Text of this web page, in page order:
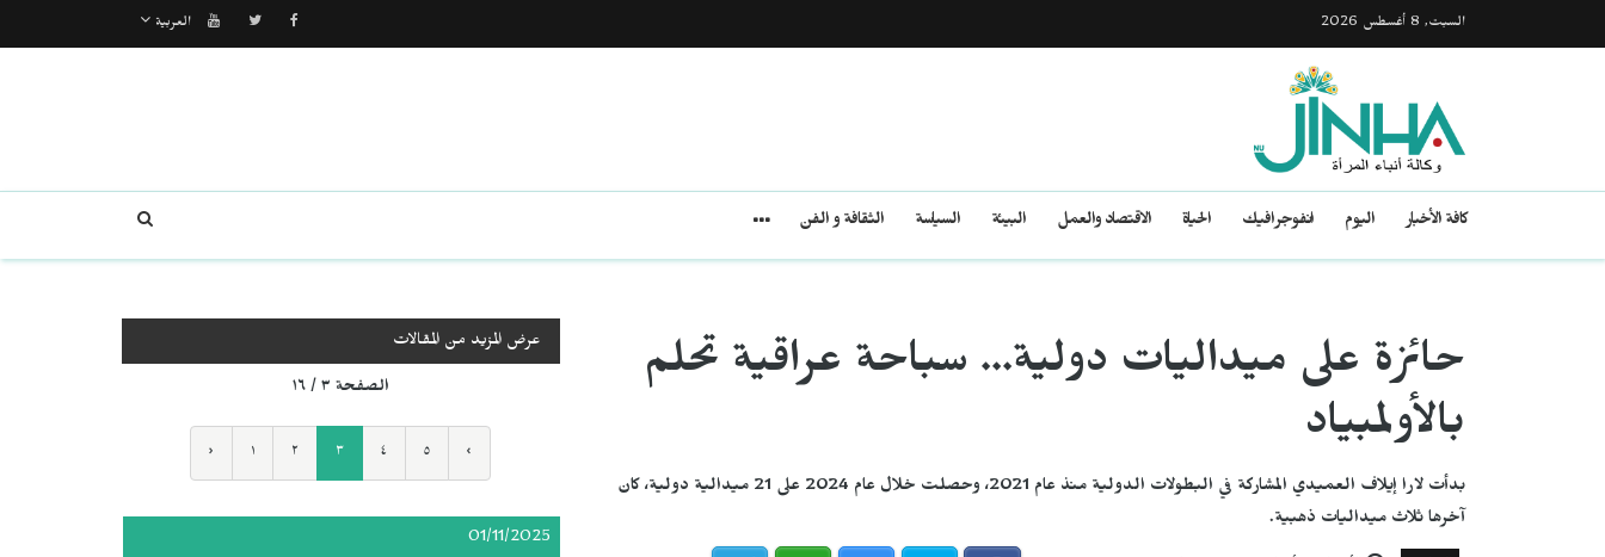
السبت, 8 أغسطس 2026 العربية
كافة الأخبار اليوم انفوجرافيك الحياة الاقتصاد والعمل البيئة السياسة الثقافة و الفن
حائزة على ميداليات دولية... سباحة عراقية تحلم
بالأولمبياد
بدأت لارا إيلاف العميدي المشاركة في البطولات الدولية منذ عام 2021، وحصلت خلال عام 2024 على 21 ميدالية دولية، كان
آخرها ثلاث ميداليات ذهبية.
عرض المزيد من المقالات
الصفحة ٣ / ١٦
‹ ١ ٢ ٣ ٤ ٥ ›
01/11/2025